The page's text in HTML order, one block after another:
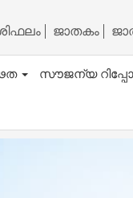
ജാതകം
സൗജന്യ